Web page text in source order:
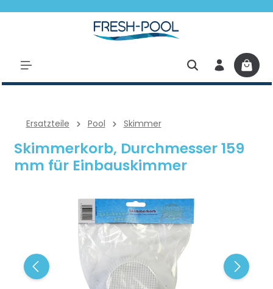
Ersatzteile Pool Skimmer
Skimmerkorb, Durchmesser 159
mm für Einbauskimmer
Bildergalerie überspringen